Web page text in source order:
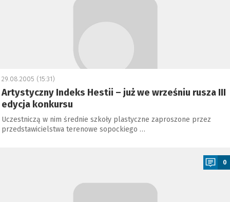
29.08.2005 (15:31)
Artystyczny Indeks Hestii – już we wrześniu rusza III
edycja konkursu
Uczestniczą w nim średnie szkoły plastyczne zaproszone przez
przedstawicielstwa terenowe sopockiego …
0